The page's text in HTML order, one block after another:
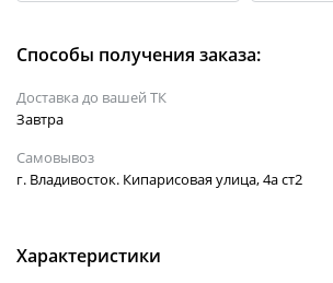
Способы получения заказа:
Доставка до вашей ТК
Завтра
Самовывоз
г. Владивосток. Кипарисовая улица, 4а ст2
Характеристики